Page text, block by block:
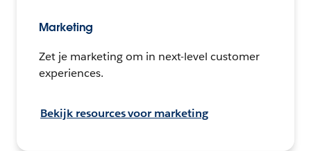
Marketing
Zet je marketing om in next-level customer
experiences.
Bekijk resources voor marketing